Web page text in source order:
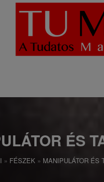
ÉS
FÉSZEK MANIPULÁTOR ÉS